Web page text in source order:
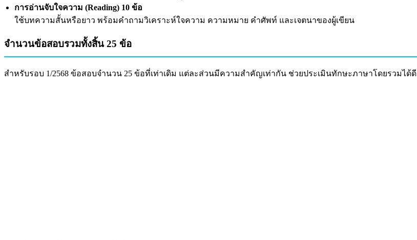
การอ่านจับใจความ (Reading) 10 ข้อ
ใช้บทความสั้นหรือยาว พร้อมคำถามวิเคราะห์ใจความ ความหมาย คำศัพท์ และเจตนาของผู้เขียน
จำนวนข้อสอบรวมทั้งสิ้น 25 ข้อ
สำหรับรอบ 1/2568 ข้อสอบจำนวน 25 ข้อที่เท่าเดิม แต่ละส่วนมีความสำคัญเท่ากัน ช่วยประเมินทักษะภาษาโดยรวมได้ดี